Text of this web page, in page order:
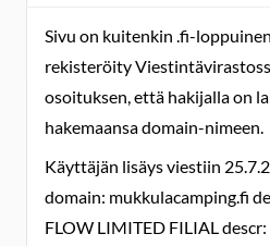
Sivu on kuitenkin .fi-
rekisteröity
osoituksen, että hakijalla on
hakemaansa domain-nimeen.
Käyttäjän lisäys viestiin
domain: mukkulacamping.fi
FLOW LIMITED FILIAL